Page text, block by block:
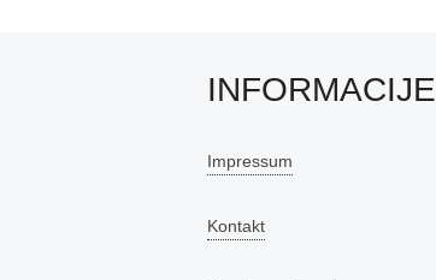
INFORMACIJE
Impressum
Kontakt